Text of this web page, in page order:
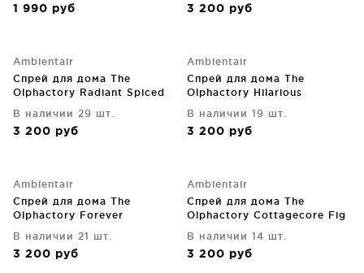
1 990 руб 3 200 руб
Ambientair
Спрей для дома The
Olphactory Radiant Spiced
В наличии 29 шт.
3 200 руб
Ambientair
Спрей для дома The
Olphactory Hilarious
В наличии 19 шт.
3 200 руб
Ambientair
Спрей для дома The
Olphactory Forever
В наличии 21 шт.
3 200 руб
Ambientair
Спрей для дома The
Olphactory Cottagecore Fig
В наличии 14 шт.
3 200 руб